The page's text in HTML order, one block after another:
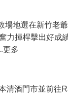
場地選在新竹老
力揮桿擊出好成
更多
清酒門市並前往